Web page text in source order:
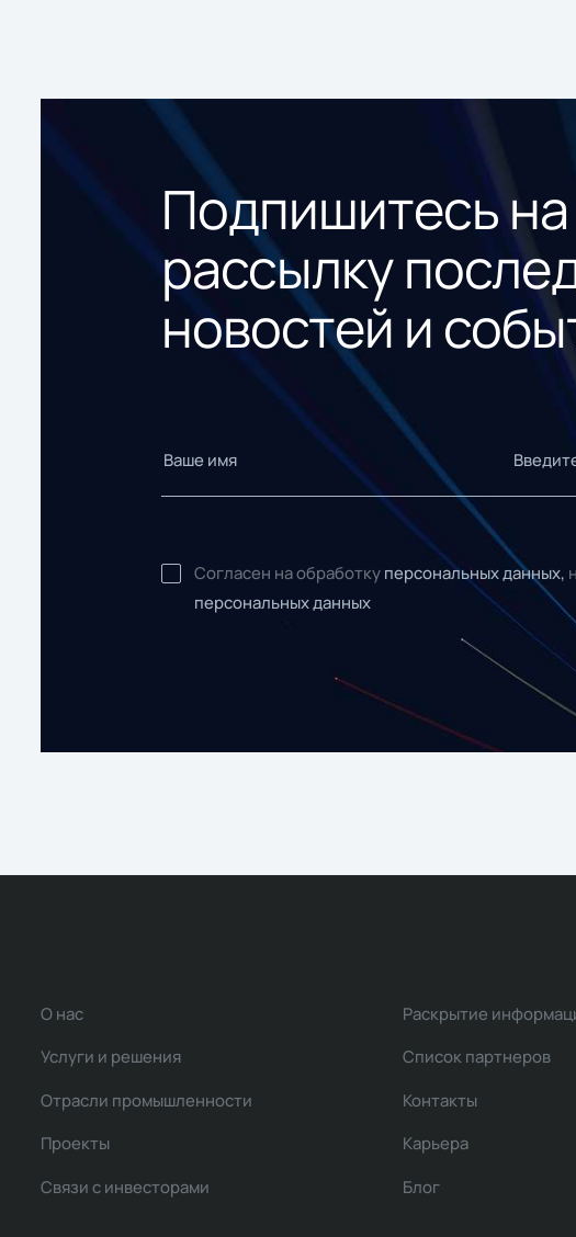
Подпишитесь
рассылку
новостей и
Согласен на обработку персональных данных,
персональных данных
О нас
Услуги и решения
Отрасли промышленности
Проекты
Связи с инвесторами
Раскрытие
Список партнеров
Контакты
Карьера
Блог